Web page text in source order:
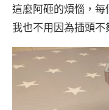
這麼阿砸的煩惱，每
我也不用因為插頭不